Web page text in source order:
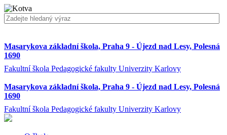
Masarykova základní škola, Praha 9 - Újezd nad Lesy, Polesná
1690
Fakultní škola Pedagogické fakulty Univerzity Karlovy
Masarykova základní škola, Praha 9 - Újezd nad Lesy, Polesná
1690
Fakultní škola Pedagogické fakulty Univerzity Karlovy